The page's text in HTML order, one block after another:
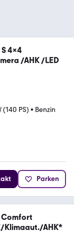
4x4
/AHK /LED
(140 PS) • Benzin
Parken
Comfort
Klimaaut./AHK*